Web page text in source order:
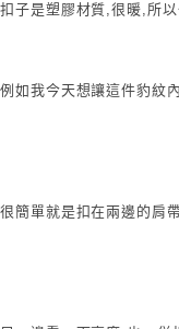
扣子是塑膠材質,很暖,所
例如我今天想讓這件豹紋
很簡單就是扣在兩邊的肩